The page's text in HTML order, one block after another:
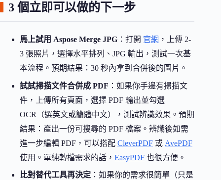
3 個立即可以做的下一步
馬上試用 Aspose Merge JPG ：打開 官網 ，上傳 2-
3 張照片，選擇水平排列、JPG 輸出，測試一次基
本流程。預期結果：30 秒內拿到合併後的圖片。
試試掃描文件合併成 PDF ：如果你手邊有掃描文
件，上傳所有頁面，選擇 PDF 輸出並勾選
OCR（選英文或簡體中文），測試辨識效果。預期
結果：產出一份可搜尋的 PDF 檔案。辨識後如需
進一步編輯 PDF，可以搭配 CleverPDF 或 AvePDF
使用。單純轉檔需求的話， EasyPDF 也很方便。
比對替代工具再決定 ：如果你的需求很簡單（只是